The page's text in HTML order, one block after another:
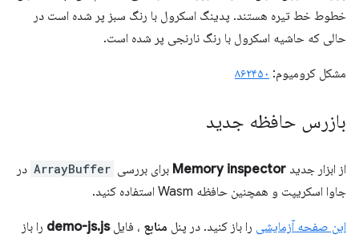
خطوط خط تیره هستند. پدینگ اسکرول با رنگ سبز پر شده است در
حالی که حاشیه اسکرول با رنگ نارنجی پر شده است.
مشکل کرومیوم: ۸۶۲۴۵۰
بازرس حافظه جدید
از ابزار جدید Memory inspector برای بررسی ArrayBuffer در
جاوا اسکریپت و همچنین حافظه Wasm استفاده کنید.
این صفحه آزمایشی را باز کنید. در پنل منابع ، فایلdemo-js.js را باز